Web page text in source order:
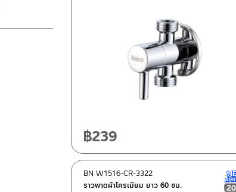
฿239
ราวพาดผ้าโครเมียม ยาว 60 ซม.
BN W1516-CR-3322